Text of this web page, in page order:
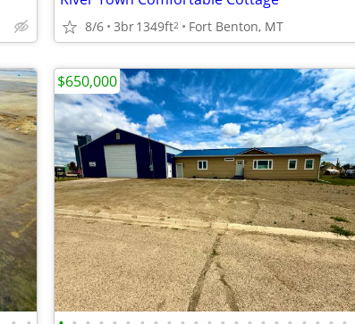
8/6 3br1349ft2 Fort Benton, MT
$650,000